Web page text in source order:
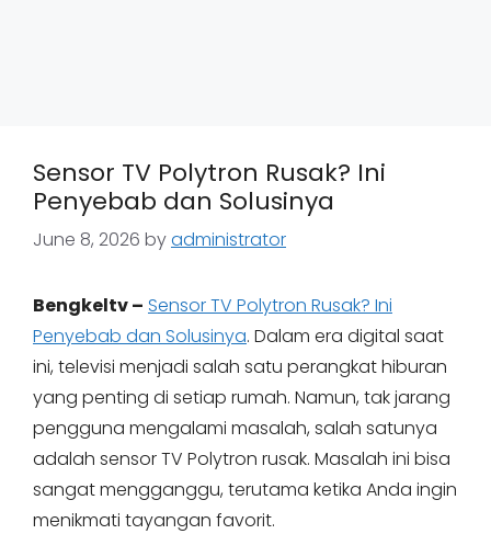
Sensor TV Polytron Rusak? Ini
Penyebab dan Solusinya
June 8, 2026 byadministrator
Bengkeltv – Sensor TV Polytron Rusak? Ini
Penyebab dan Solusinya. Dalam era digital saat
ini, televisi menjadi salah satu perangkat hiburan
yang penting di setiap rumah. Namun, tak jarang
pengguna mengalami masalah, salah satunya
adalah sensor TV Polytron rusak. Masalah ini bisa
sangat mengganggu, terutama ketika Anda ingin
menikmati tayangan favorit.